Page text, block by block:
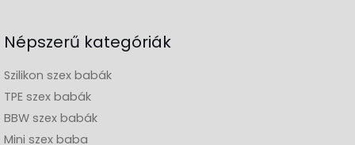
Népszerű kategóriák
Szilikon szex babák
TPE szex babák
BBW szex babák
Mini szex baba